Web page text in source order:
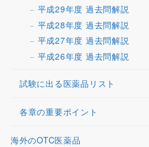
平成29年度 過去問解説
平成28年度 過去問解説
平成27年度 過去問解説
平成26年度 過去問解説
試験に出る医薬品リスト
各章の重要ポイント
海外のOTC医薬品